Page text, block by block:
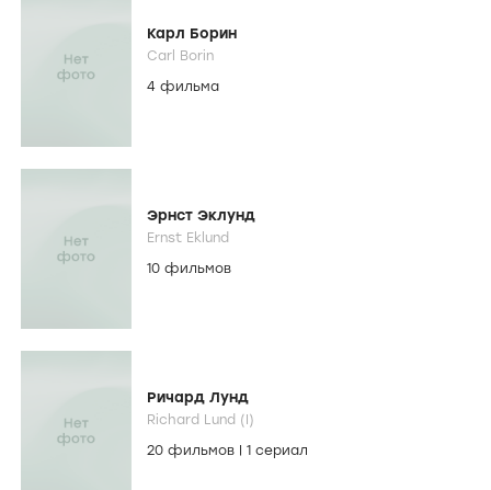
Карл Борин
Carl Borin
4 фильма
Эрнст Эклунд
Ernst Eklund
10 фильмов
Ричард Лунд
Richard Lund (I)
20 фильмов
1 сериал